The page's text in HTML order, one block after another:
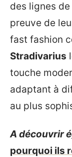
des lignes
preuve de
fast fashion
Stradivarius
touche
adaptant à
au plus
A découvrir
pourquoi ils